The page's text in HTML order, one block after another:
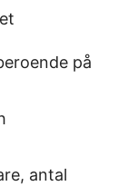
på
antal